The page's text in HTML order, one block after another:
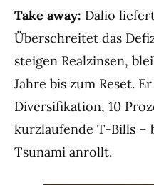
Take away: Dalio
Überschreitet das
steigen Realzinsen,
Jahre bis zum Reset.
Diversifikation, 10
kurzlaufende T-Bills –
Tsunami anrollt.